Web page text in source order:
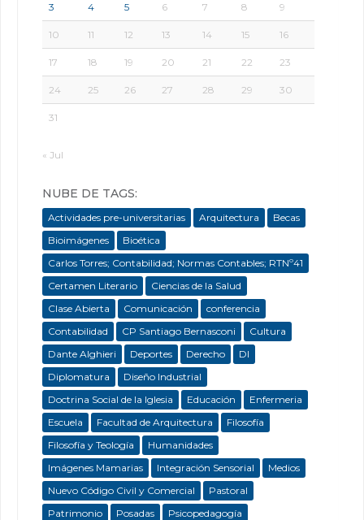
3 4 5 6 7 8 9
10 11 12 13 14 15 16
17 18 19 20 21 22 23
24 25 26 27 28 29 30
31
« Jul
NUBE DE TAGS:
Actividades pre-universitarias Arquitectura
Becas
Bioimágenes
Bioética
Carlos Torres; Contabilidad; Normas Contables; RTNº41
Certamen Literario
Ciencias de la Salud
Clase Abierta
Comunicación
conferencia
Contabilidad
CP Santiago Bernasconi
Cultura
Dante Alghieri
Deportes Derecho
DI
Diplomatura
Diseño Industrial
Doctrina Social de la Iglesia
Educación
Enfermeria
Escuela
Facultad de Arquitectura
Filosofía
Filosofía y Teología
Humanidades
Imágenes Mamarias
Integración Sensorial
Medios
Nuevo Código Civil y Comercial
Pastoral
Patrimonio
Posadas
Psicopedagogía